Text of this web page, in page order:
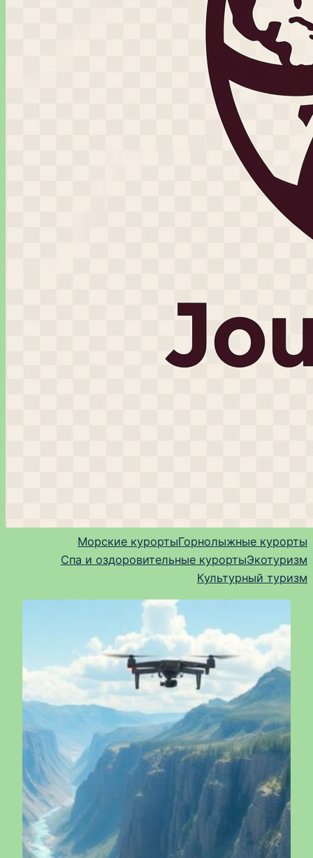
Морские курортыГорнолыжные курорты
Спа и оздоровительные курортыЭкотуризм
Культурный туризм